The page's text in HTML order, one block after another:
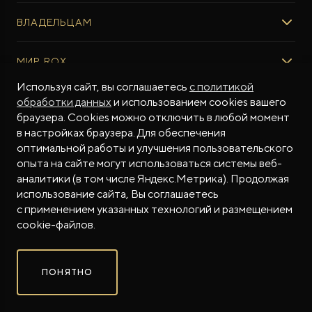
ROX ADAMAS
Совершенно новый флагманский внедорожник
от 9 300 000 ₽*
Авто в наличии
Тест-драйв
Специальные предложения
ФИНАНСЫ И УСЛУГИ
Финансовые программы
Рассчитать кредит
Трейд-ин
Калькулятор трейд-ин
Страхование
ВЛАДЕЛЬЦАМ
Регламент ТО
Программное обеспечение
ПОДДЕРЖКА
Гарантия производителя
Контракт гарантийной поддержки
Помощь на дорогах
Руководства по эксплуатации
Магазин приложений ROX
МИР ROX
О БРЕНДЕ
Бренд ROX
Дизайн Pininfarina
СМИ о нас
Истории владельцев
Часто задаваемые вопросы
СОТРУДНИЧЕСТВО
МЫ В СОЦСЕТЯХ
© 2026
Сделано в ПЕРКС
Используя сайт, вы соглашаетесь с политикой
обработки данныхи использованием cookies вашего
браузера. Cookies можно отключить в любой момент
в настройках браузера. Для обеспечения
оптимальной работы и улучшения пользовательского
опыта на сайте могут использоваться системы веб-
аналитики (в том числе Яндекс.Метрика). Продолжая
использование сайта, Вы соглашаетесь
с применением указанных технологий и размещением
cookie-файлов.
ПОНЯТНО